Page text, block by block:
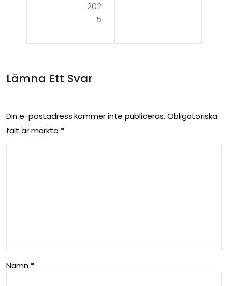
202
5
Lämna Ett Svar
Din e-postadress kommer inte publiceras. Obligatoriska
fält är märkta *
Namn *